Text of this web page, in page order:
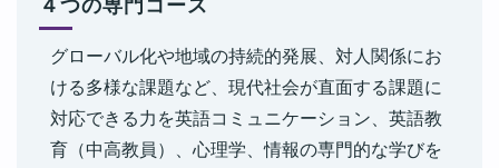
４つの専門コース
グローバル化や地域の持続的発展、対人関係にお
ける多様な課題など、現代社会が直面する課題に
対応できる力を英語コミュニケーション、英語教
育（中高教員）、心理学、情報の専門的な学びを